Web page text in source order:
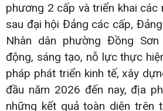
phương 2 cấp và triển khai các
sau đại hội Đảng các cấp,
Nhân dân phường Đồng
động, sáng tạo, nỗ lực thực
pháp phát triển kinh tế, xây
đầu năm 2026 đến nay, địa
những kết quả toàn diện trên